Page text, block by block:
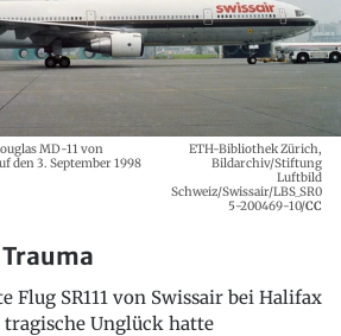
MD-11 von
den 3. September 1998
ETH-Bibliothek Zürich,
Bildarchiv/Stiftung
Luftbild
Schweiz/Swissair/LBS_SR0
5-200469-10/CC
Flug SR111 von Swissair bei Halifax
Unglück hatte